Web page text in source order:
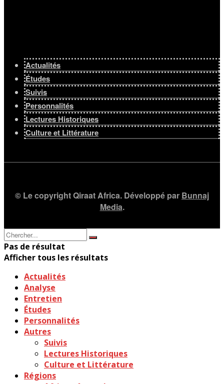
Actualités
Études
Suivis
Personnalités
Lectures Historiques
Culture et Littérature
© Le copyright Qiraat Africa. Développé par Bunnaj
Media.
Pas de résultat
Afficher tous les résultats
Actualités
Analyse
Entretien
Études
Personnalités
Autres
Suivis
Lectures Historiques
Culture et Littérature
Régions